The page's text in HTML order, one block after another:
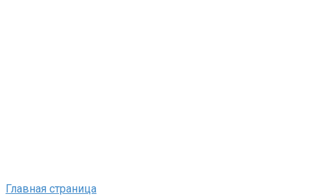
Главная страница